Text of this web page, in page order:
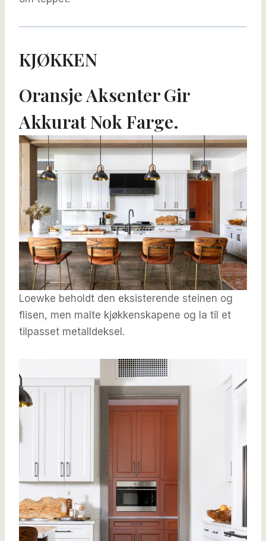
KJØKKEN
Oransje Aksenter Gir
Akkurat Nok Farge.
Loewke beholdt den eksisterende steinen og
flisen, men malte kjøkkenskapene og la til et
tilpasset metalldeksel.